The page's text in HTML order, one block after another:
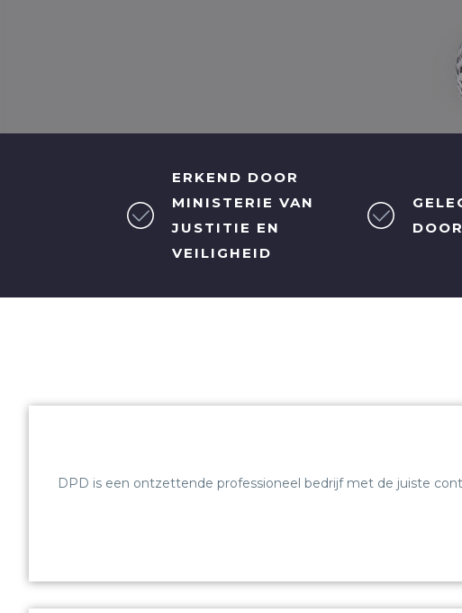
ERKEND DOOR
MINISTERIE VAN
JUSTITIE EN
VEILIGHEID
DPD is een ontzettende professioneel bedrijf met de juiste